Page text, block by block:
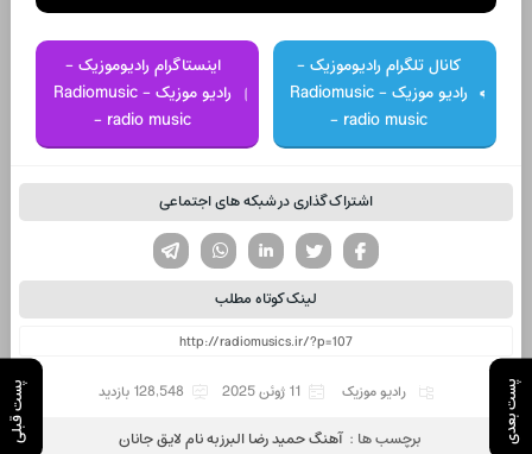
پست بعدی پست قبلی
کانال تلگرام رادیوموزیک -
رادیو موزیک - Radiomusic
- radio music
اینستاگرام رادیوموزیک -
رادیو موزیک - Radiomusic
- radio music
اشتراک گذاری در شبکه های اجتماعی
لینکدین تویتر
فیسوک
لینک کوتاه مطلب
رادیو موزیک 11 ژوئن 2025 128,548 بازدید
برچسب ها : آهنگ حمید رضا البرز به نام لایق جانان